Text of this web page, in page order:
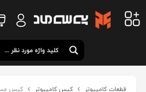
قطعات کامپیوتر کیس کامپیوتر